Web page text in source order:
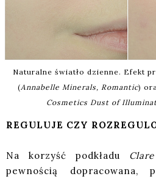
Naturalne światło dzienne. Efekt
(Annabelle Minerals, Romantic)
Cosmetics Dust of
REGULUJE CZY
Na korzyść podkładu
pewnością dopracowana,